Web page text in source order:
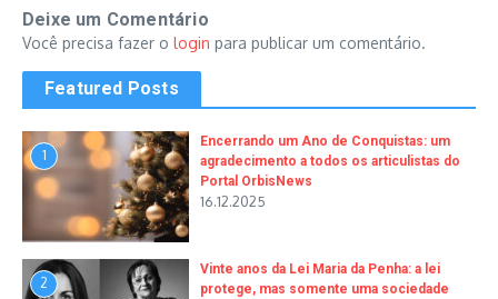
Deixe um Comentário
Você precisa fazer o login para publicar um comentário.
Featured Posts
1
Encerrando um Ano de Conquistas: um
agradecimento a todos os articulistas do
Portal OrbisNews
16.12.2025
2
Vinte anos da Lei Maria da Penha: a lei
protege, mas somente uma sociedade